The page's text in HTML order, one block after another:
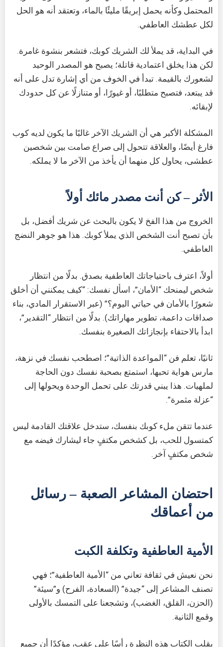
المحتمل وكأنه يحمل إبريقًا مليئًا بالماء، وتعتقد أنه هو الحل
لكل عطشك العاطفي.
في البداية، قد يملأ لك الشريك كوبك، فتشعر بنشوة غامرة.
لكن هذا يخلق اعتمادية قاتلة؛ يصبح هو المصدر الوحيد
لشعورك بالقيمة. تبدأ في الخوف من أي إشارة تدل على أنه
قد يبتعد، فتصبح متطلبًا، أو غيورًا، أو متنازلًا عن كل حدودك
لإبقائه.
المشكلة الأكبر هي أن الشريك الآخر غالبًا ما يكون لديه كوب
فارغ أيضًا، والعلاقة تتحول إلى صراع صامت بين شخصين
عطشى، يحاول كل منهما أن يأخذ من الآخر ما لا يملكه.
الأثر – كن أنت مصدر مائك أولاً
الخروج من هذا الفخ لا يكون بالبحث عن شريك أفضل، بل
بأن تصبح أنت الشخص الذي يملأ كوبك. هذا هو جوهر النضج
العاطفي.
أولاً، اعترف باحتياجاتك العاطفية بصدق. بدلًا من انتظار
شخص ليمنحك “الأمان”، اسأل نفسك: “كيف يمكنني أن أخلق
شعورًا بالأمان في حياتي اليوم؟” (عبر الاستقرار المادي، بناء
صداقات داعمة، تطوير مهاراتك). بدلًا من انتظار “التقدير”،
ابدأ بالاحتفاء بإنجازاتك الصغيرة بنفسك.
ثانيًا، تعلم فن “المواعدة الذاتية”؛ اصطحب نفسك في نزهة،
مارس هواية تحبها، استمتع بصحبة نفسك دون الحاجة
لملهيات. هذا يبني قدرتك على تحمل الوحدة ويحولها إلى
“عزلة مثمرة”.
عندما تتقن ملء كوبك بنفسك، ستدخل علاقتك القادمة ليس
كمتسول للحب، بل كشخص مكتفٍ جاء ليشارك فيضه مع
شخص مكتفٍ آخر.
احتضان المشاعر الصعبة – رسائل
من أعماقك
الأمية العاطفية وتكلفة الكبت
نحن نعيش في ثقافة تعاني من “الأمية العاطفية”؛ فهي
تصنف المشاعر إلى “جيدة” (السعادة، الفرح) و”سيئة”
(الحزن، القلق، الغضب)، وتشجعنا على التمسك بالأولى
وقمع الثانية.
يقلب الكتاب هذه النظرة رأسًا على عقب، مؤكدًا أن جميع